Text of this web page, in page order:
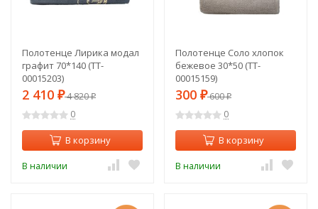
Полотенце Лирика модал
графит 70*140 (TT-
00015203)
2 410 ₽4 820₽
0
В корзину
В наличии
Полотенце Соло хлопок
бежевое 30*50 (TT-
00015159)
300 ₽600₽
0
В корзину
В наличии